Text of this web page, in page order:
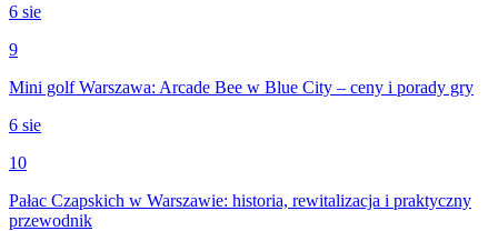
6 sie
9
Mini golf Warszawa: Arcade Bee w Blue City – ceny i porady gry
6 sie
10
Pałac Czapskich w Warszawie: historia, rewitalizacja i praktyczny
przewodnik